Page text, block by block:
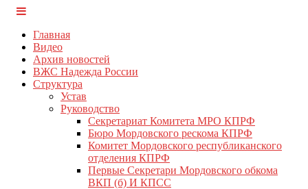
Перейти
содержимому
Главная
Видео
Архив новостей
ВЖС Надежда России
Структура
Устав
Руководство
Секретариат Комитета МРО КПРФ
Бюро Мордовского рескома КПРФ
Комитет Мордовского республиканского
отделения КПРФ
Первые Секретари Мордовского обкома
ВКП (б) И КПСС